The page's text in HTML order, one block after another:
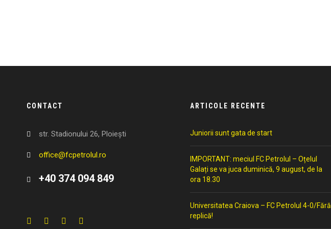
CONTACT
str. Stadionului 26, Ploiești
office@fcpetrolul.ro
+40 374 094 849
ARTICOLE RECENTE
Juniorii sunt gata de start
IMPORTANT: meciul FC Petrolul – Oțelul
Galați se va juca duminică, 9 august, de la
ora 18.30
Universitatea Craiova – FC Petrolul 4-0/Fără
replică!